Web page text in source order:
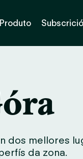
Produto
dos mellores
da zona.